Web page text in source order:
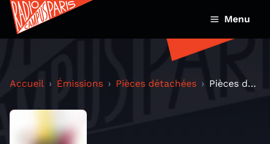
Menu
Accueil Émissions Pièces détachées Pièces détachées : E-réèl